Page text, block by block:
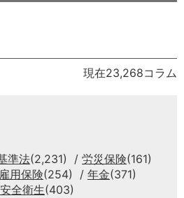
現在23,268コラム
準法(2,231) 労災保険(161)
雇用保険(254) 年金(371)
全衛生(403)